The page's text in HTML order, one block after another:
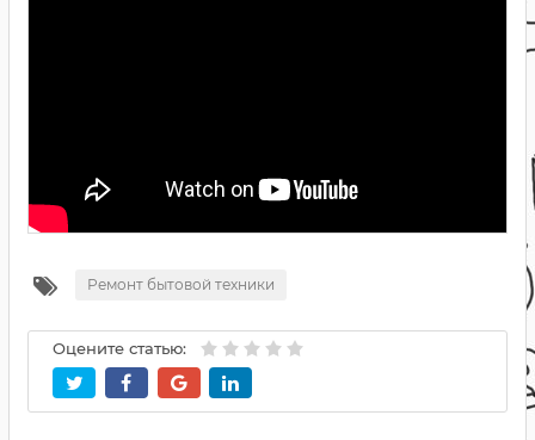
Ремонт бытовой техники
Оцените статью: